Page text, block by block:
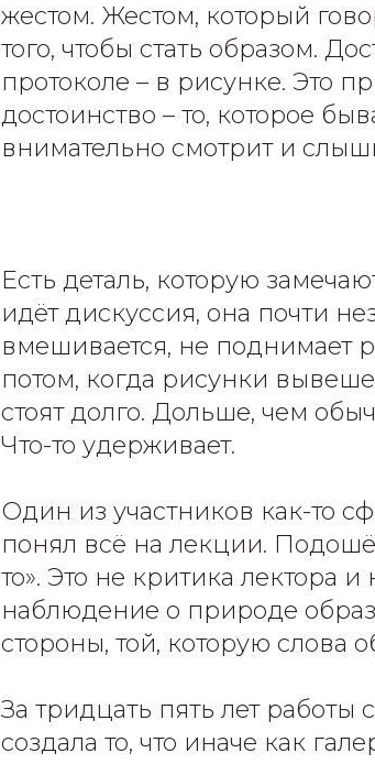
жестом. Жестом, который
того, чтобы стать образом.
протоколе – в рисунке. Это
достоинство – то, которое
внимательно смотрит и
Есть деталь, которую
идёт дискуссия, она почти
вмешивается, не поднимает
потом, когда рисунки
стоят долго. Дольше, чем
Что-то удерживает.
Один из участников как-то
понял всё на лекции.
то». Это не критика лектора
наблюдение о природе
стороны, той, которую слова
За тридцать пять лет
создала то, что иначе как